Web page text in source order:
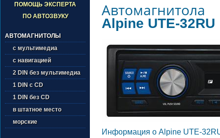
ПОМОЩЬ ЭКСПЕРТА
ПО АВТОЗВУКУ
АВТОМАГНИТОЛЫ
с мультимедиа
с навигацией
2 DIN без мультимедиа
1 DIN с CD
1 DIN без CD
в штатное место
морские
Автомагнитола
Alpine UTE-32RU
Информация о Alpine UTE-